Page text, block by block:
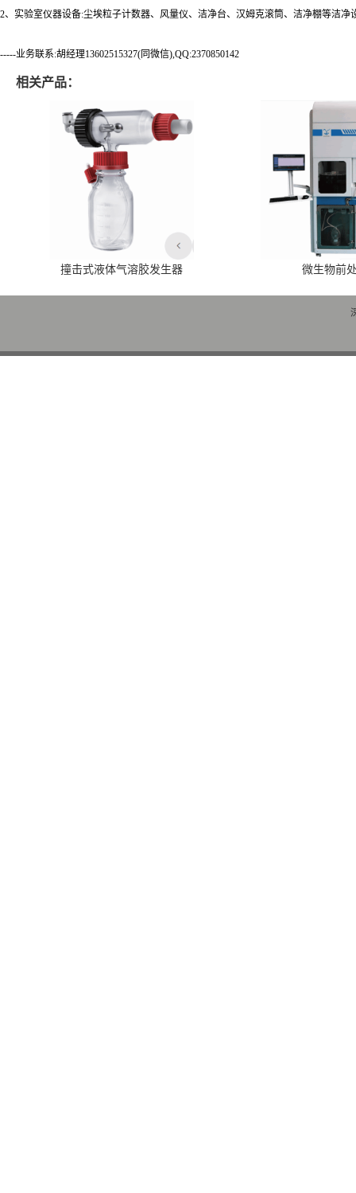
2、实验室仪器设备:尘埃粒子计数器、风量仪、洁净台、汉姆克滚筒、洁净棚等洁
-----业务联系:胡经理13602515327(同微信),QQ:2370850142
相关产品：
撞击式液体气溶胶发生器 微生物前